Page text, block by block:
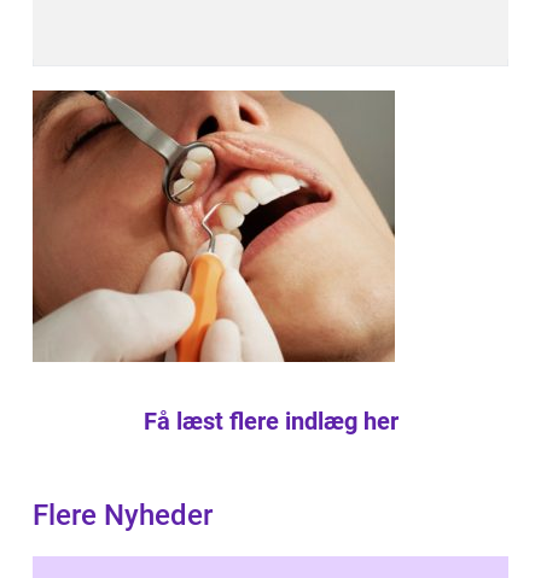
Få læst flere indlæg her
Flere Nyheder